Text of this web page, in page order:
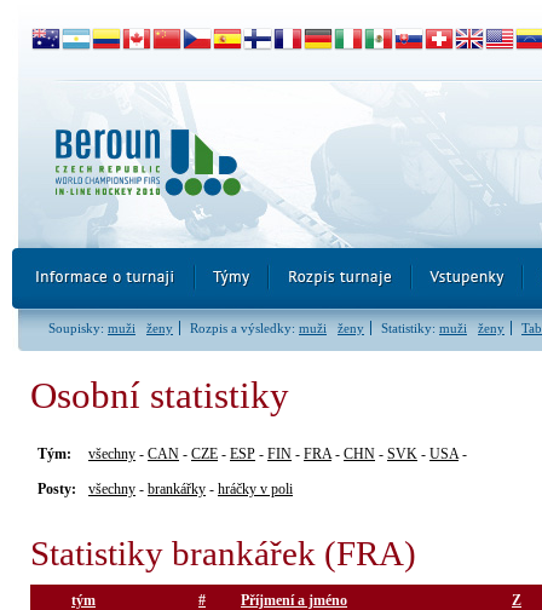
Soupisky: muži ženy Rozpis a výsledky: muži ženy Statistiky: muži ženy
Osobní statistiky
Tým: všechny - CAN - CZE - ESP - FIN - FRA- CHN - SVK - USA-
Posty: všechny - brankářky - hráčky v poli
Statistiky brankářek (FRA)
tým # Příjmení a jméno Z